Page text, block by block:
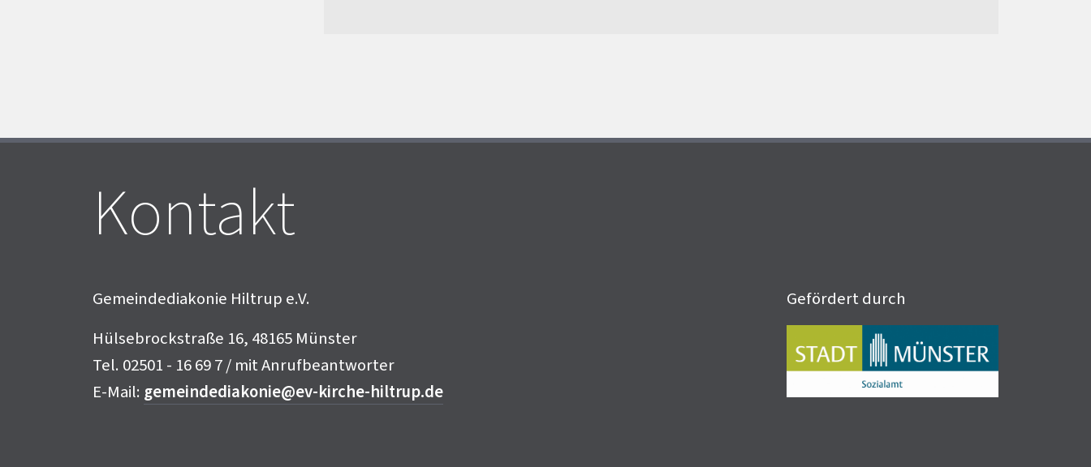
Kontakt
Gemeindediakonie Hiltrup e.V.
Hülsebrockstraße 16, 48165 Münster
Tel. 02501 - 16 69 7 / mit Anrufbeantworter
E-Mail: gemeindediakonie@ev-kirche-hiltrup.de
Gefördert durch